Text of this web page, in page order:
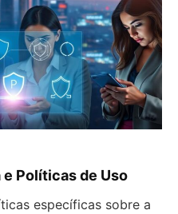
Políticas de Uso
específicas sobre a